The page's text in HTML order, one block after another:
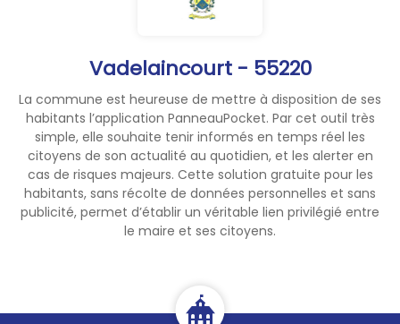
Vadelaincourt - 55220
La commune est heureuse de mettre à disposition de ses
habitants l’application PanneauPocket. Par cet outil très
simple, elle souhaite tenir informés en temps réel les
citoyens de son actualité au quotidien, et les alerter en
cas de risques majeurs. Cette solution gratuite pour les
habitants, sans récolte de données personnelles et sans
publicité, permet d’établir un véritable lien privilégié entre
le maire et ses citoyens.
respecter ces horaires.